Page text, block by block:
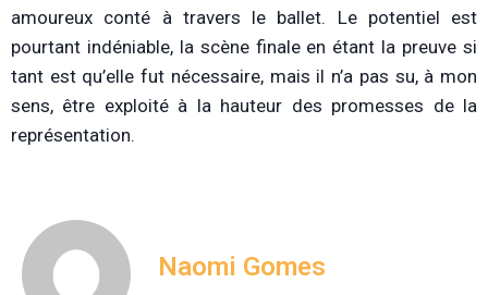
amoureux conté à travers le ballet. Le potentiel est
pourtant indéniable, la scène finale en étant la preuve si
tant est qu’elle fut nécessaire, mais il n’a pas su, à mon
sens, être exploité à la hauteur des promesses de la
représentation.
Naomi Gomes